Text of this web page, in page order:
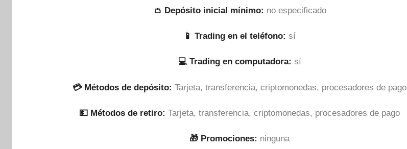
👛 Depósito inicial mínimo: no especificado
📱 Trading en el teléfono: sí
💻 Trading en computadora: sí
💳 Métodos de depósito: Tarjeta, transferencia, criptomonedas, procesadores de pago
💵​ Métodos de retiro: Tarjeta, transferencia, criptomonedas, procesadores de pago
🎁 Promociones: ninguna